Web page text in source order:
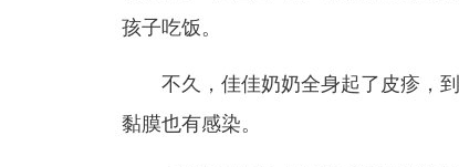
孩子吃饭。
不久，佳佳奶奶全身起了皮疹，
黏膜也有感染。